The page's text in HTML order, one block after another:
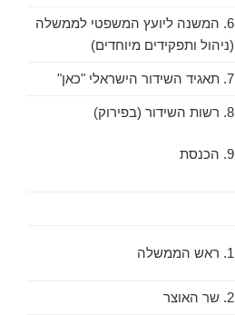
6. המשנה ליועץ המשפטי לממשלה
(ניהול ותפקידים מיוחדים)
7. תאגיד השידור הישראלי "כאן"
8. רשות השידור (בפירוק)
9. הכנסת
1. ראש הממשלה
2. שר האוצר